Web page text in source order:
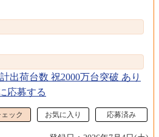
出荷台数 祝2000万台突破 あり
応募する
ック お気に入り 応募済み